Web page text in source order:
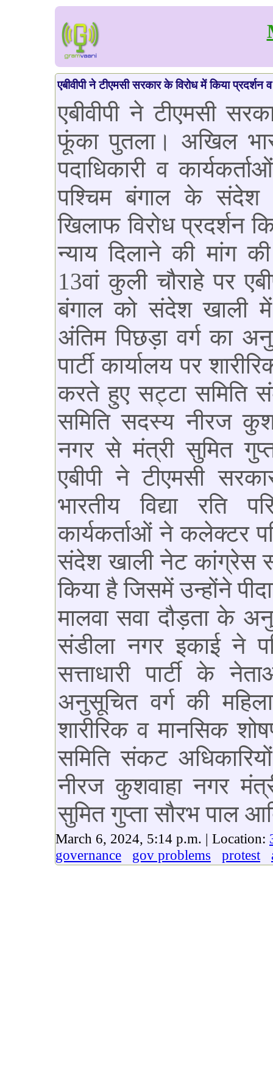
एबीवीपी ने टीएमसी सरकार के विरोध में किया प्रदर्शन
एबीवीपी ने टीएमसी
फूंका पुतला। अखिल
पदाधिकारी व
पश्चिम बंगाल के
खिलाफ विरोध प्रदर्शन
न्याय दिलाने की मांग
13वां कुली चौराहे पर
बंगाल को संदेश खाली में
अंतिम पिछड़ा वर्ग का
पार्टी कार्यालय पर
करते हुए सट्टा समिति
समिति सदस्य नीरज
नगर से मंत्री सुमित
एबीपी ने टीएमसी
भारतीय विद्या रति
कार्यकर्ताओं ने कलेक्टर
संदेश खाली नेट कांग्रेस
किया है जिसमें उन्होंने
मालवा सवा दौड़ता के
संडीला नगर इकाई ने
सत्ताधारी पार्टी के
अनुसूचित वर्ग की
शारीरिक व मानसिक
समिति संकट
नीरज कुशवाहा नगर
सुमित गुप्ता सौरभ पाल
March 6, 2024, 5:14 p.m. | Location:
governance
gov problems protest